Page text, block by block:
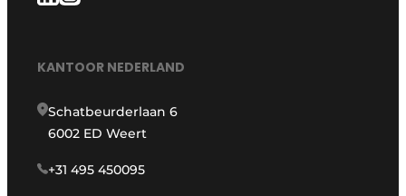
KANTOOR NEDERLAND
Schatbeurderlaan 6
6002 ED Weert
+31 495 450095